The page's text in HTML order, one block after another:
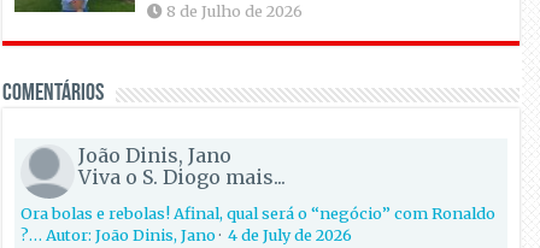
8 de Julho de 2026
Comentários
João Dinis, Jano
Viva o S. Diogo mais...
Ora bolas e rebolas! Afinal, qual será o “negócio” com Ronaldo
?… Autor: João Dinis, Jano·4 de July de 2026